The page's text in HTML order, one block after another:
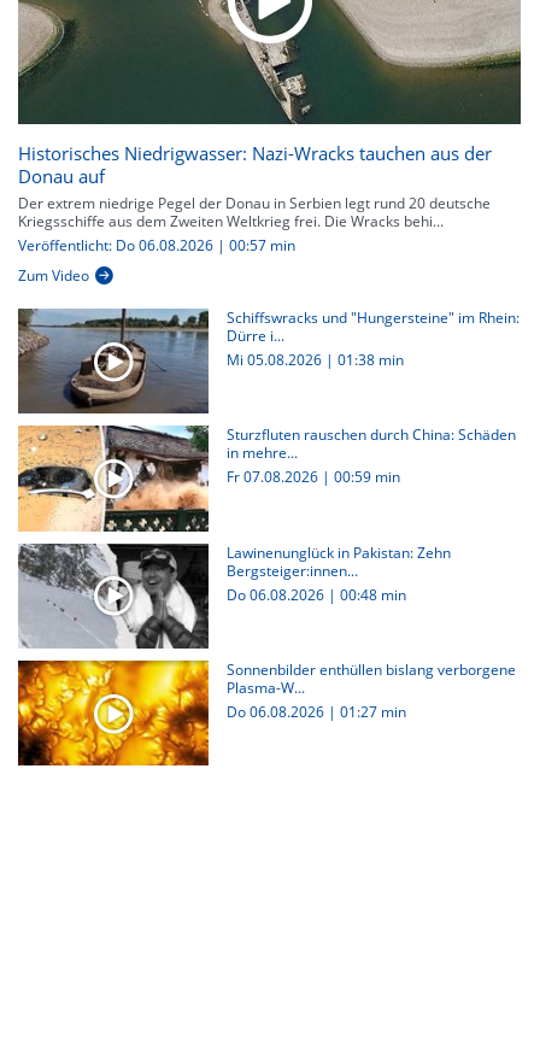
Historisches Niedrigwasser: Nazi-Wracks tauchen aus der
Donau auf
Der extrem niedrige Pegel der Donau in Serbien legt rund 20 deutsche
Kriegsschiffe aus dem Zweiten Weltkrieg frei. Die Wracks behi...
Veröffentlicht: Do 06.08.2026 | 00:57 min
Zum Video
Schiffswracks und "Hungersteine" im Rhein:
Dürre i...
Mi 05.08.2026 | 01:38 min
Sturzfluten rauschen durch China: Schäden
in mehre...
Fr 07.08.2026 | 00:59 min
Lawinenunglück in Pakistan: Zehn
Bergsteiger:innen...
Do 06.08.2026 | 00:48 min
Sonnenbilder enthüllen bislang verborgene
Plasma-W...
Do 06.08.2026 | 01:27 min